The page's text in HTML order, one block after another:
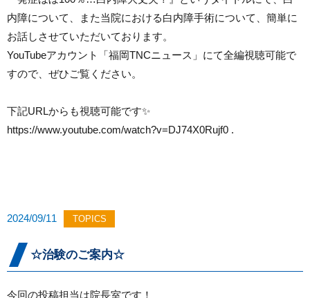
内障について、また当院における白内障手術について、簡単に
お話しさせていただいております。
YouTubeアカウント「福岡TNCニュース」にて全編視聴可能で
すので、ぜひご覧ください。
下記URLからも視聴可能です✨
https://www.youtube.com/watch?v=DJ74X0Rujf0 .
2024/09/11 TOPICS
☆治験のご案内☆
今回の投稿担当は院長室です！